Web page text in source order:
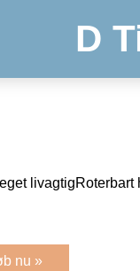
D
livagtigRoterbart
nu »